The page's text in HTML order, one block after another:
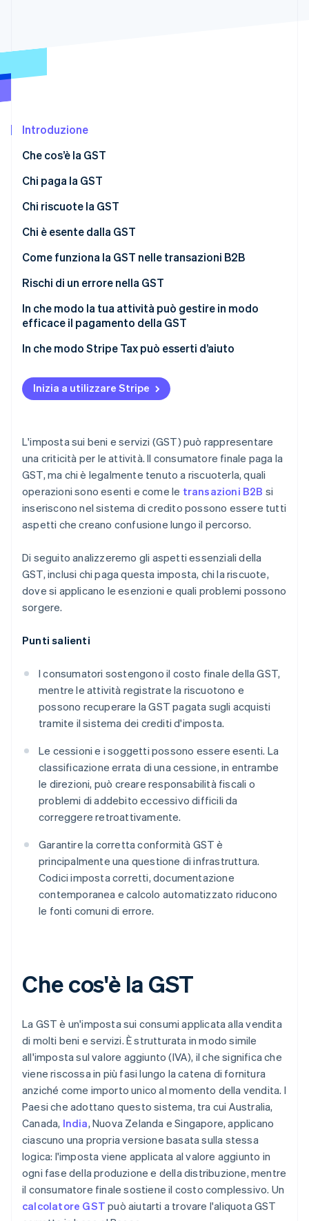
Atlas
Verifica online dell'identità
Stripe Sessions 2026
Guarda ora
Introduzione
Che cos’è la GST
Chi paga la GST
Chi riscuote la GST
Chi è esente dalla GST
Cessioni esenti
Enti esenti
Come funziona la GST nelle transazioni B2B
Rischi di un errore nella GST
Codifica fiscale errata
Presentazione tardiva o incompleta
Fatture mancanti o non valide
Registrazione insufficiente
In che modo la tua attività può gestire in modo
efficace il pagamento della GST
Scegliere i codici imposta dei prodotti corretti sin
Automatizzare nei casi giustificati dal volume
Mantenere la documentazione aggiornata
Richiedere la consulenza di specialisti per le
operazioni transfrontaliere
In che modo Stripe Tax può esserti d’aiuto
Inizia a utilizzare Stripe
L'imposta sui beni e servizi (GST) può rappresentare
una criticità per le attività. Il consumatore finale paga la
GST, ma chi è legalmente tenuto a riscuoterla, quali
operazioni sono esenti e come le transazioni B2B si
inseriscono nel sistema di credito possono essere tutti
aspetti che creano confusione lungo il percorso.
Di seguito analizzeremo gli aspetti essenziali della
GST, inclusi chi paga questa imposta, chi la riscuote,
dove si applicano le esenzioni e quali problemi possono
sorgere.
Punti salienti
I consumatori sostengono il costo finale della GST,
mentre le attività registrate la riscuotono e
possono recuperare la GST pagata sugli acquisti
tramite il sistema dei crediti d'imposta.
Le cessioni e i soggetti possono essere esenti. La
classificazione errata di una cessione, in entrambe
le direzioni, può creare responsabilità fiscali o
problemi di addebito eccessivo difficili da
correggere retroattivamente.
Garantire la corretta conformità GST è
principalmente una questione di infrastruttura.
Codici imposta corretti, documentazione
contemporanea e calcolo automatizzato riducono
le fonti comuni di errore.
Che cos'è la GST
La GST è un'imposta sui consumi applicata alla vendita
di molti beni e servizi. È strutturata in modo simile
all'imposta sul valore aggiunto (IVA), il che significa che
viene riscossa in più fasi lungo la catena di fornitura
anziché come importo unico al momento della vendita. I
Paesi che adottano questo sistema, tra cui Australia,
Canada, India, Nuova Zelanda e Singapore, applicano
ciascuno una propria versione basata sulla stessa
logica: l'imposta viene applicata al valore aggiunto in
ogni fase della produzione e della distribuzione, mentre
il consumatore finale sostiene il costo complessivo. Un
calcolatore GST può aiutarti a trovare l'aliquota GST